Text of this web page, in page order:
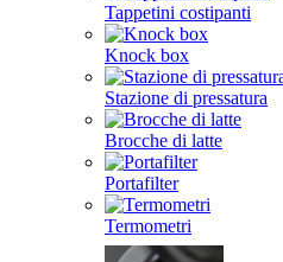
Tappetini costipanti
Knock box
Stazione di pressatura
Brocche di latte
Portafilter
Termometri